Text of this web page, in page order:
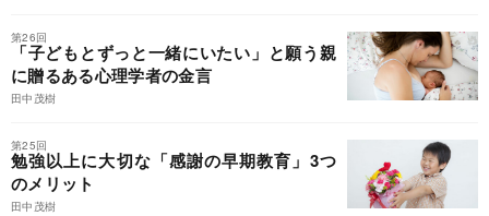
第26回
「子どもとずっと一緒にいたい」と願う親
に贈るある心理学者の金言
田中茂樹
第25回
勉強以上に大切な「感謝の早期教育」3つ
のメリット
田中茂樹